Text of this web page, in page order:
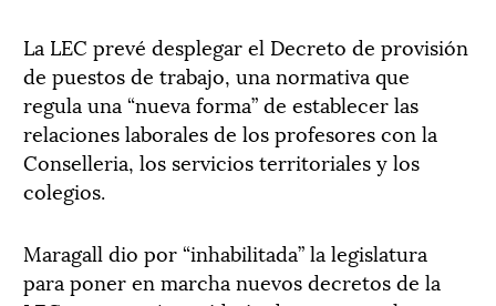
La LEC prevé desplegar el Decreto de provisión
de puestos de trabajo, una normativa que
regula una “nueva forma” de establecer las
relaciones laborales de los profesores con la
Conselleria, los servicios territoriales y los
colegios.
Maragall dio por “inhabilitada” la legislatura
para poner en marcha nuevos decretos de la